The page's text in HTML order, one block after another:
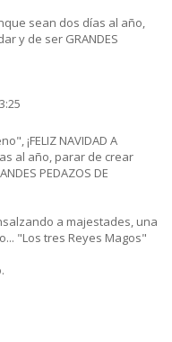
sean dos días al año,
y de ser GRANDES
¡FELIZ NAVIDAD A
al año, parar de crear
PEDAZOS DE
a majestades, una
"Los tres Reyes Magos"